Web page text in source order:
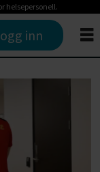
helsepersonell.
inn